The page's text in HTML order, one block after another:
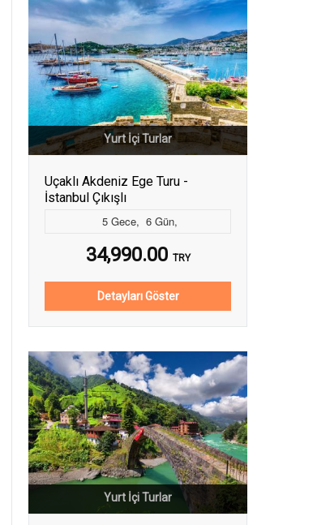
Yurt İçi Turlar
Uçaklı Akdeniz Ege Turu -
İstanbul Çıkışlı
5 Gece, 6 Gün,
34,990.00 TRY
Detayları Göster
Yurt İçi Turlar